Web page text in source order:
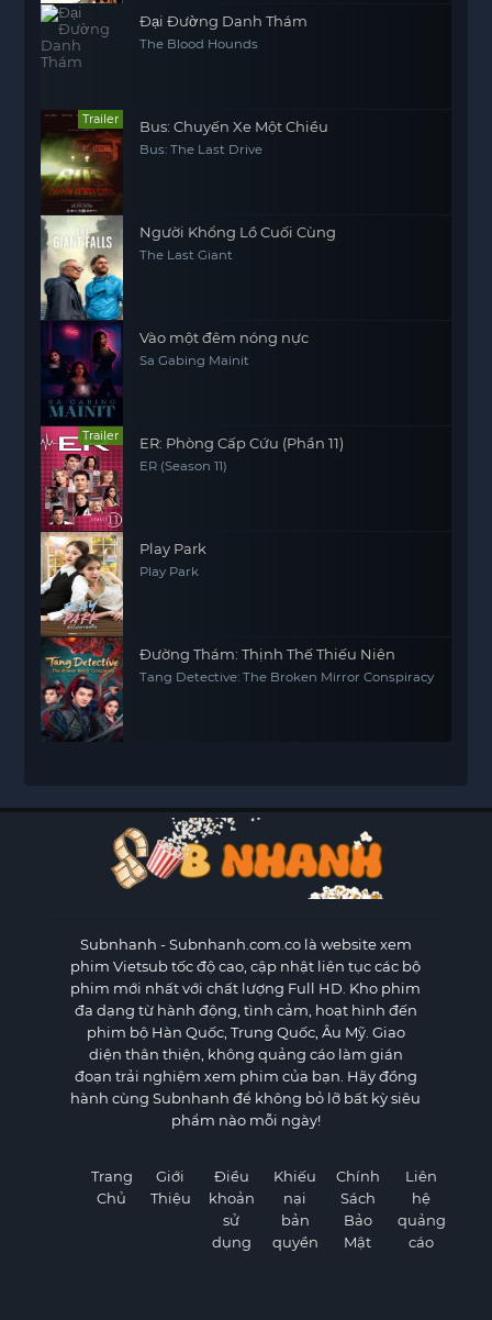
Đại Đường Danh Thám
The Blood Hounds
Trailer Bus: Chuyến Xe Một Chiều
Bus: The Last Drive
Người Khổng Lồ Cuối Cùng
The Last Giant
Vào một đêm nóng nực
Sa Gabing Mainit
Trailer ER: Phòng Cấp Cứu (Phần 11)
ER (Season 11)
Play Park
Play Park
Đường Thám: Thịnh Thế Thiếu Niên
Tang Detective: The Broken Mirror Conspiracy
Subnhanh - Subnhanh.com.co là website xem
phim Vietsub tốc độ cao, cập nhật liên tục các bộ
phim mới nhất với chất lượng Full HD. Kho phim
đa dạng từ hành động, tình cảm, hoạt hình đến
phim bộ Hàn Quốc, Trung Quốc, Âu Mỹ. Giao
diện thân thiện, không quảng cáo làm gián
đoạn trải nghiệm xem phim của bạn. Hãy đồng
hành cùng Subnhanh để không bỏ lỡ bất kỳ siêu
phẩm nào mỗi ngày!
Trang
Chủ
Giới
Thiệu
Điều
khoản
sử
dụng
Khiếu
nại
bản
quyền
Chính
Sách
Bảo
Mật
Liên
hệ
quảng
cáo